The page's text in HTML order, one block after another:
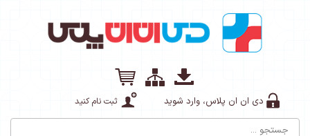
دی ان ان پلاس، وارد شوید ثبت نام کنید